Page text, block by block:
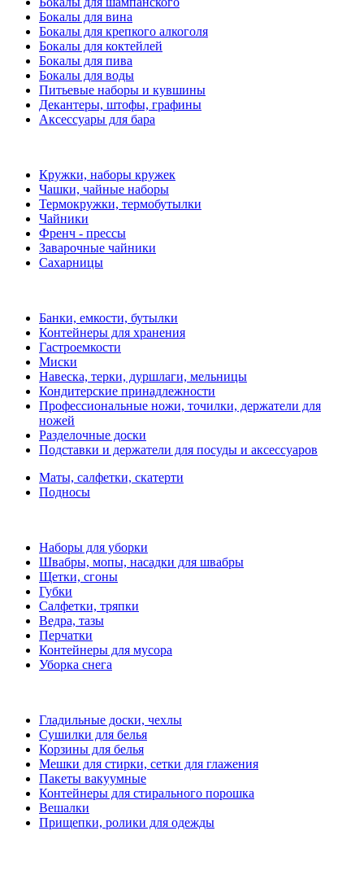
Бокалы для вина
Бокалы для крепкого алкоголя
Бокалы для коктейлей
Бокалы для пива
Бокалы для воды
Питьевые наборы и кувшины
Декантеры, штофы, графины
Аксессуары для бара
Кружки, наборы кружек
Чашки, чайные наборы
Термокружки, термобутылки
Чайники
Френч - прессы
Заварочные чайники
Сахарницы
Банки, емкости, бутылки
Контейнеры для хранения
Гастроемкости
Миски
Навеска, терки, дуршлаги, мельницы
Кондитерские принадлежности
Профессиональные ножи, точилки, держатели для
ножей
Разделочные доски
Подставки и держатели для посуды и аксессуаров
Маты, салфетки, скатерти
Подносы
Наборы для уборки
Швабры, мопы, насадки для швабры
Щетки, сгоны
Губки
Салфетки, тряпки
Ведра, тазы
Перчатки
Контейнеры для мусора
Уборка снега
Гладильные доски, чехлы
Сушилки для белья
Корзины для белья
Мешки для стирки, сетки для глажения
Пакеты вакуумные
Контейнеры для стирального порошка
Вешалки
Прищепки, ролики для одежды